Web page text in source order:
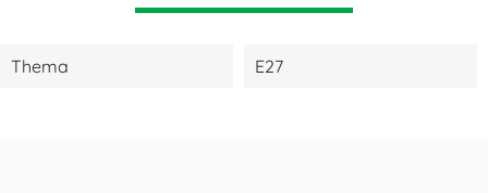
Thema E27